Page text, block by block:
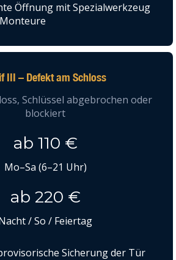
Öffnung mit Spezialwerkzeug
III – Defekt am Schloss
Schlüssel abgebrochen oder
blockiert
ab 110 €
Mo–Sa (6–21 Uhr)
ab 220 €
/ So / Feiertag
Sicherung der Tür